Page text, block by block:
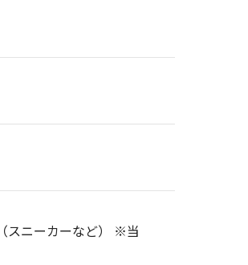
スニーカーなど） ※当